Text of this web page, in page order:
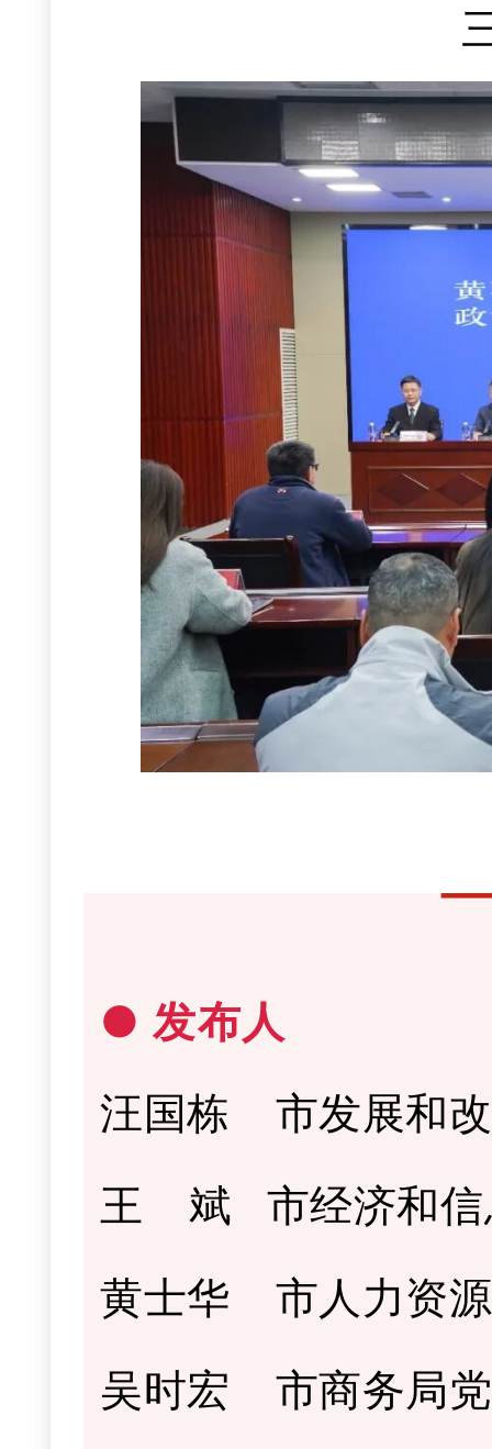
● 发布人
汪国栋
市发展和
王 斌 市经济和
黄士华
市人力资
吴时宏
市商务局